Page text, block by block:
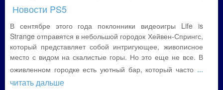
Новости PS5
В сентябре этого года поклонники видеоигры Life is
Strange отправятся в небольшой городок Хейвен-Спрингс,
который представляет собой интригующее, живописное
место с видом на скалистые горы. Но это еще не все. В
оживленном городке есть уютный бар, который часто ...
читать дальше